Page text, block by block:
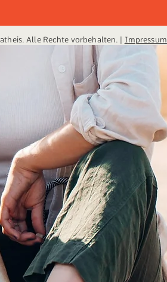
Alle Rechte vorbehalten. | Impressum